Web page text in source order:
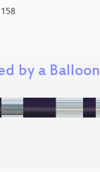
158
by a